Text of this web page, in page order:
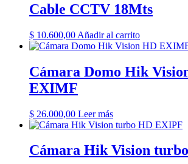
Cable CCTV 18Mts
$ 10.600,00 Añadir al carrito
Cámara Domo Hik
EXIMF
$ 26.000,00 Leer más
Cámara Hik Vision